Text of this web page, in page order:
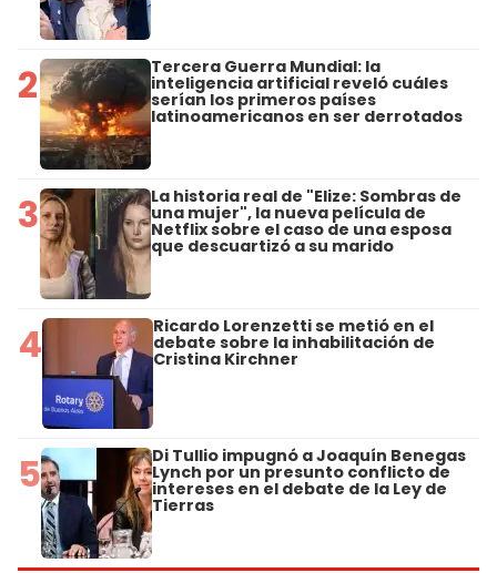
2 Tercera Guerra Mundial: la
inteligencia artificial reveló cuáles
serían los primeros países
latinoamericanos en ser derrotados
3 La historia real de "Elize: Sombras de
una mujer", la nueva película de
Netflix sobre el caso de una esposa
que descuartizó a su marido
4 Ricardo Lorenzetti se metió en el
debate sobre la inhabilitación de
Cristina Kirchner
5 Di Tullio impugnó a Joaquín Benegas
Lynch por un presunto conflicto de
intereses en el debate de la Ley de
Tierras